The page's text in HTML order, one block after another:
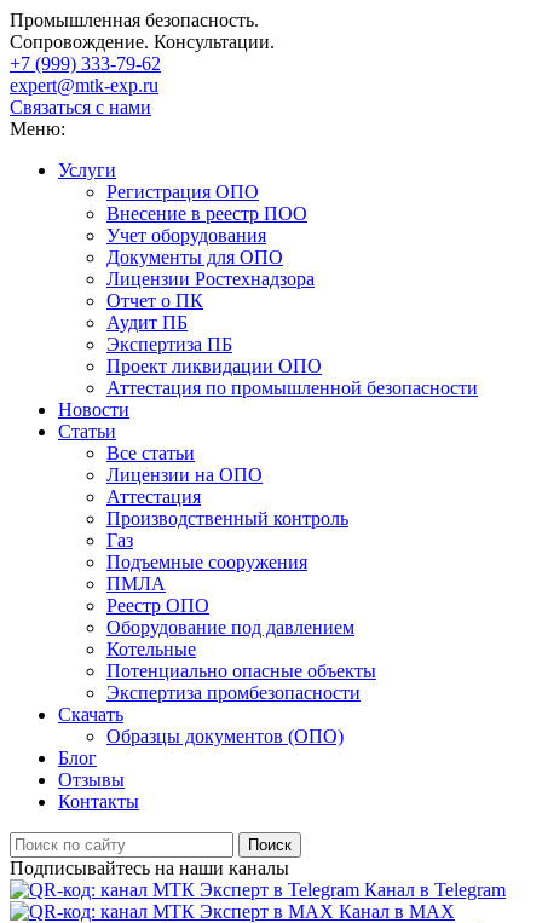
Промышленная безопасность.
Сопровождение. Консультации.
+7 (999) 333-79-62
expert@mtk-exp.ru
Связаться с нами
Меню:
Услуги
Регистрация ОПО
Внесение в реестр ПОО
Учет оборудования
Документы для ОПО
Лицензии Ростехнадзора
Отчет о ПК
Аудит ПБ
Экспертиза ПБ
Проект ликвидации ОПО
Аттестация по промышленной безопасности
Новости
Статьи
Все статьи
Лицензии на ОПО
Аттестация
Производственный контроль
Газ
Подъемные сооружения
ПМЛА
Реестр ОПО
Оборудование под давлением
Котельные
Потенциально опасные объекты
Экспертиза промбезопасности
Скачать
Образцы документов (ОПО)
Блог
Отзывы
Контакты
Поиск
Подписывайтесь на наши каналы
Канал в Telegram
Канал в MAX